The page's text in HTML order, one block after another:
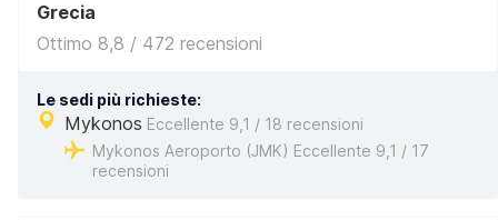
Grecia
Ottimo 8,8 / 472 recensioni
Le sedi più richieste:
Mykonos Eccellente 9,1 / 18 recensioni
Mykonos Aeroporto (JMK) Eccellente 9,1 / 17
recensioni